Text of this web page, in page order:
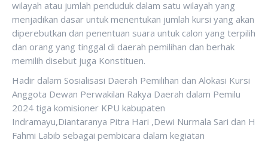
wilayah atau jumlah penduduk dalam satu wilayah yang
menjadikan dasar untuk menentukan jumlah kursi yang akan
diperebutkan dan penentuan suara untuk calon yang terpilih
dan orang yang tinggal di daerah pemilihan dan berhak
memilih disebut juga Konstituen.
Hadir dalam Sosialisasi Daerah Pemilihan dan Alokasi Kursi
Anggota Dewan Perwakilan Rakya Daerah dalam Pemilu
2024 tiga komisioner KPU kabupaten
Indramayu,Diantaranya Pitra Hari ,Dewi Nurmala Sari dan H
Fahmi Labib sebagai pembicara dalam kegiatan